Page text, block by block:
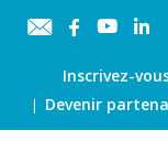
Inscrivez-
| Devenir